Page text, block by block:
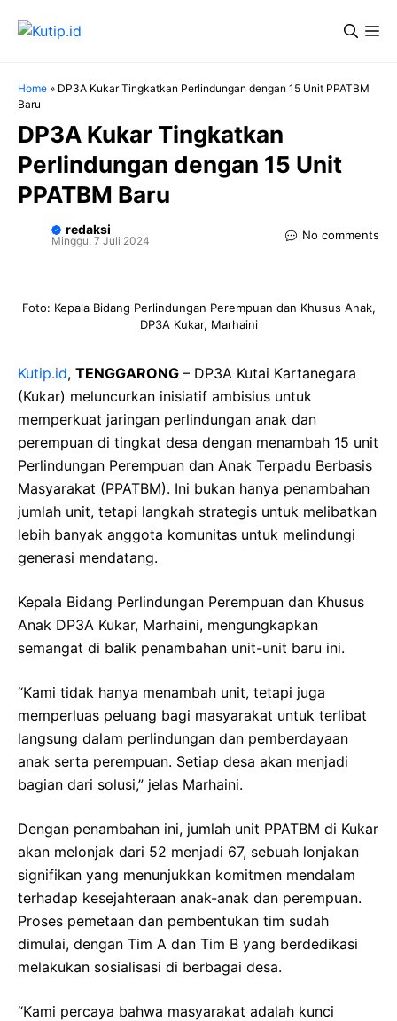
Home » DP3A Kukar Tingkatkan Perlindungan dengan 15 Unit PPATBM
Baru
DP3A Kukar Tingkatkan
Perlindungan dengan 15 Unit
PPATBM Baru
redaksi
Minggu, 7 Juli 2024 No comments
Foto: Kepala Bidang Perlindungan Perempuan dan Khusus Anak,
DP3A Kukar, Marhaini
Kutip.id, TENGGARONG – DP3A Kutai Kartanegara
(Kukar) meluncurkan inisiatif ambisius untuk
memperkuat jaringan perlindungan anak dan
perempuan di tingkat desa dengan menambah 15 unit
Perlindungan Perempuan dan Anak Terpadu Berbasis
Masyarakat (PPATBM). Ini bukan hanya penambahan
jumlah unit, tetapi langkah strategis untuk melibatkan
lebih banyak anggota komunitas untuk melindungi
generasi mendatang.
Kepala Bidang Perlindungan Perempuan dan Khusus
Anak DP3A Kukar, Marhaini, mengungkapkan
semangat di balik penambahan unit-unit baru ini.
“Kami tidak hanya menambah unit, tetapi juga
memperluas peluang bagi masyarakat untuk terlibat
langsung dalam perlindungan dan pemberdayaan
anak serta perempuan. Setiap desa akan menjadi
bagian dari solusi,” jelas Marhaini.
Dengan penambahan ini, jumlah unit PPATBM di Kukar
akan melonjak dari 52 menjadi 67, sebuah lonjakan
signifikan yang menunjukkan komitmen mendalam
terhadap kesejahteraan anak-anak dan perempuan.
Proses pemetaan dan pembentukan tim sudah
dimulai, dengan Tim A dan Tim B yang berdedikasi
melakukan sosialisasi di berbagai desa.
“Kami percaya bahwa masyarakat adalah kunci